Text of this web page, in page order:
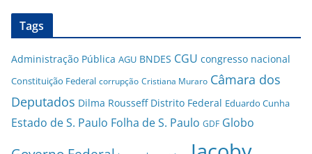
Tags
Administração Pública AGU BNDES CGU congresso nacional
Constituição Federal corrupção Cristiana Muraro Câmara dos
Deputados Dilma Rousseff Distrito Federal Eduardo Cunha
Estado de S. Paulo Folha de S. Paulo GDF Globo